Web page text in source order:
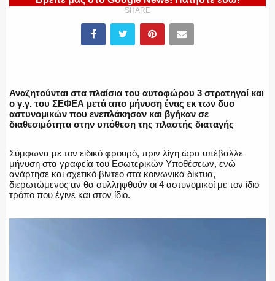
ΥΑΤ/ΥΜΕΤ
ΠΥΡΟΣΒΕΣΤΙΚΗ
ΛΙΜΕΝΙΚΟ
SHARE
Αναζητούνται στα πλαίσια του αυτοφώρου 3 στρατηγοί και
ο γ.γ. του ΣΕΦΕΑ μετά απο μήνυση ένας εκ των δυο
αστυνομικών που ενεπλάκησαν και βγήκαν σε
διαθεσιμότητα στην υπόθεση της πλαστής διαταγής
Σύμφωνα με τον ειδικό φρουρό, πριν λίγη ώρα υπέβαλλε
μήνυση στα γραφεία του Εσωτερικών Υποθέσεων, ενώ
ανάρτησε και σχετικό βίντεο στα κοινωνικά δίκτυα,
διερωτώμενος αν θα συλληφθούν οι 4 αστυνομικοί με τον ίδιο
τρόπο που έγινε και στον ίδιο.